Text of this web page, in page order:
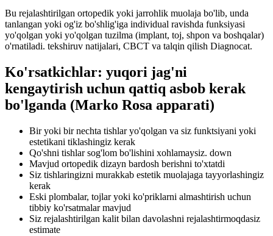
Bu rejalashtirilgan ortopedik yoki jarrohlik muolaja bo'lib, unda
tanlangan yoki og'iz bo'shlig'iga individual ravishda funksiyasi
yo'qolgan yoki yo'qolgan tuzilma (implant, toj, shpon va boshqalar)
o'rnatiladi. tekshiruv natijalari, CBCT va talqin qilish Diagnocat.
Ko'rsatkichlar: yuqori jag'ni
kengaytirish uchun qattiq asbob kerak
bo'lganda (Marko Rosa apparati)
Bir yoki bir nechta tishlar yo'qolgan va siz funktsiyani yoki
estetikani tiklashingiz kerak
Qo'shni tishlar sog'lom bo'lishini xohlamaysiz. down
Mavjud ortopedik dizayn bardosh berishni to'xtatdi
Siz tishlaringizni murakkab estetik muolajaga tayyorlashingiz
kerak
Eski plombalar, tojlar yoki ko'priklarni almashtirish uchun
tibbiy ko'rsatmalar mavjud
Siz rejalashtirilgan kalit bilan davolashni rejalashtirmoqdasiz
estimate